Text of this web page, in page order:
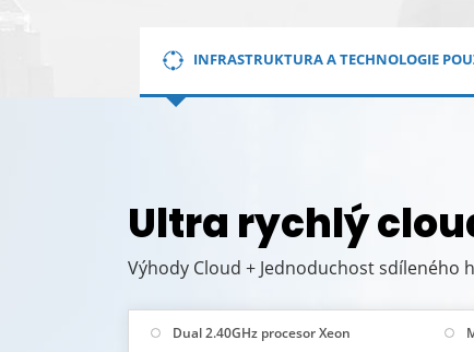
INFRASTRUKTURA A TECHNOLOGIE
Ultra rychlý
Výhody Cloud + Jednoduchost sdíleného
Dual 2.40GHz procesor Xeon